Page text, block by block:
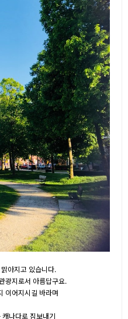
아지고 있습니다.
광지로서 아름답구요.
이어지시길 바라며
나다로 짐보내기